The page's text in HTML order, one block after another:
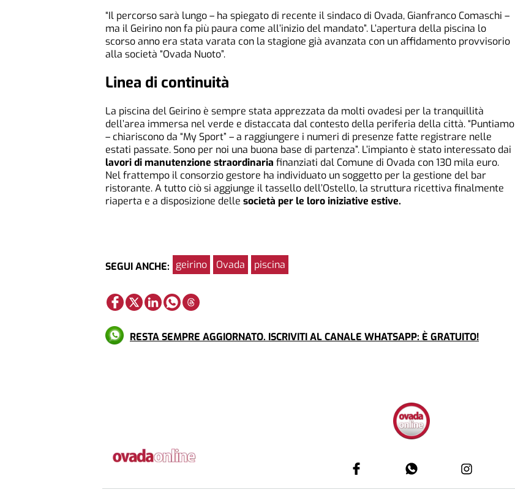
“Il percorso sarà lungo – ha spiegato di recente il sindaco di Ovada, Gianfranco Comaschi –
ma il Geirino non fa più paura come all’inizio del mandato”. L’apertura della piscina lo
scorso anno era stata varata con la stagione già avanzata con un affidamento provvisorio
alla società “Ovada Nuoto”.
Linea di continuità
La piscina del Geirino è sempre stata apprezzata da molti ovadesi per la tranquillità
dell’area immersa nel verde e distaccata dal contesto della periferia della città. “Puntiamo
– chiariscono da “My Sport” – a raggiungere i numeri di presenze fatte registrare nelle
estati passate. Sono per noi una buona base di partenza”. L’impianto è stato interessato dai
lavori di manutenzione straordinaria finanziati dal Comune di Ovada con 130 mila euro.
Nel frattempo il consorzio gestore ha individuato un soggetto per la gestione del bar
ristorante. A tutto ciò si aggiunge il tassello dell’Ostello, la struttura ricettiva finalmente
riaperta e a disposizione delle società per le loro iniziative estive.
SEGUI ANCHE: geirino Ovada piscina
RESTA SEMPRE AGGIORNATO. ISCRIVITI AL CANALE WHATSAPP: È GRATUITO!